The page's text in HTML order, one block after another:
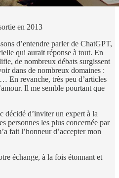
en 2013
d’entendre parler de ChatGPT,
qui aurait réponse à tout. En
de nombreux débats surgissent
dans de nombreux domaines :
En revanche, très peu d’articles
Il me semble pourtant que
décidé d’inviter un expert à la
personnes les plus concernée par
fait l’honneur d’accepter mon
échange, à la fois étonnant et